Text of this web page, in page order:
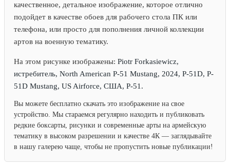
качественное, детальное изображение, которое отлично
подойдет в качестве обоев для рабочего стола ПК или
телефона, или просто для пополнения личной коллекции
артов на военную тематику.
На этом рисунке изображены: Piotr Forkasiewicz,
истребитель, North American P-51 Mustang, 2024, P-51D, P-
51D Mustang, US Airforce, США, P-51.
Вы можете бесплатно скачать это изображение на свое
устройство. Мы стараемся регулярно находить и публиковать
редкие боксарты, рисунки и современные арты на армейскую
тематику в высоком разрешении и качестве 4К — заглядывайте
в нашу галерею чаще, чтобы не пропустить новые публикации!